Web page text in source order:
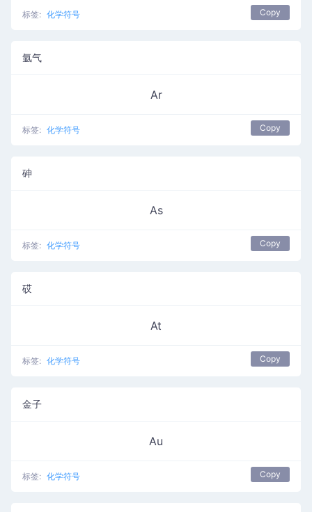
标签: 化学符号 Copy
氩气
Ar
标签: 化学符号 Copy
砷
As
标签: 化学符号 Copy
砹
At
标签: 化学符号 Copy
金子
Au
标签: 化学符号 Copy